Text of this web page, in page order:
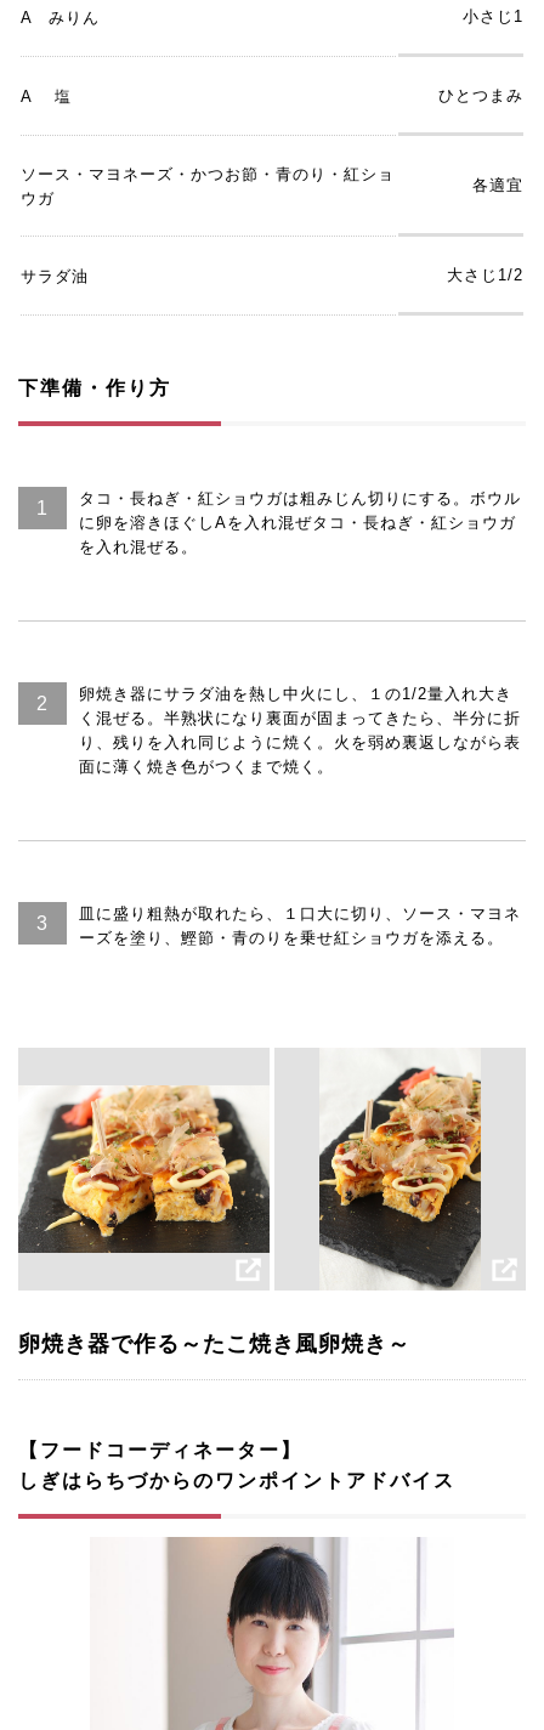
A みりん 小さじ1
A 塩 ひとつまみ
ソース・マヨネーズ・かつお節・青のり・紅ショ
ウガ
各適宜
サラダ油 大さじ1/2
下準備・作り方
タコ・長ねぎ・紅ショウガは粗みじん切りにする。ボウル
に卵を溶きほぐしAを入れ混ぜタコ・長ねぎ・紅ショウガ
を入れ混ぜる。
卵焼き器にサラダ油を熱し中火にし、１の1/2量入れ大き
く混ぜる。半熟状になり裏面が固まってきたら、半分に折
り、残りを入れ同じように焼く。火を弱め裏返しながら表
面に薄く焼き色がつくまで焼く。
皿に盛り粗熱が取れたら、１口大に切り、ソース・マヨネ
ーズを塗り、鰹節・青のりを乗せ紅ショウガを添える。
卵焼き器で作る～たこ焼き風卵焼き～
【フードコーディネーター】
しぎはらちづからのワンポイントアドバイス